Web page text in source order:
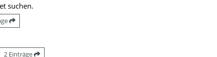
suchen.
2 Einträge